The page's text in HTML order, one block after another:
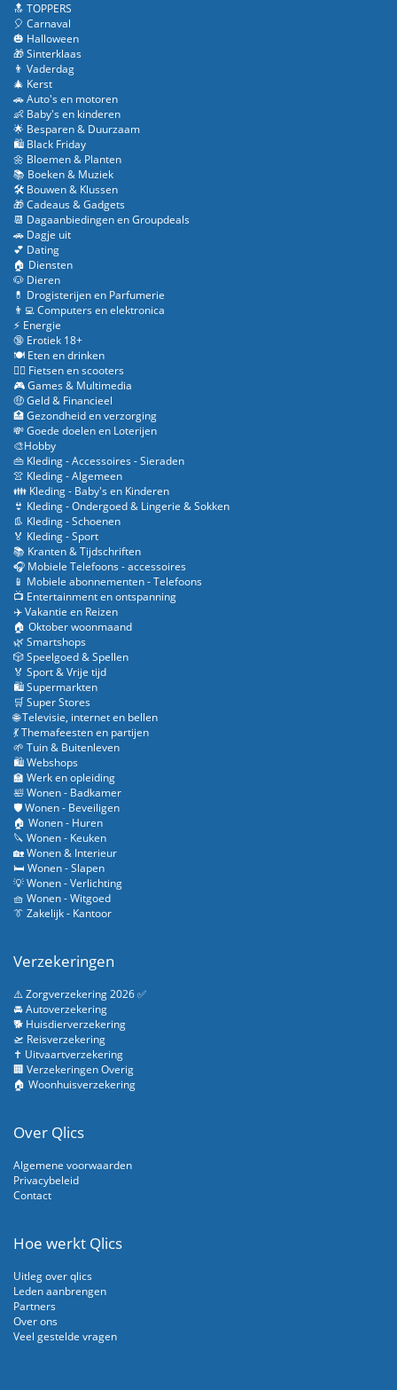
🔝 TOPPERS
🎈 Carnaval
🎃 Halloween
🎁 Sinterklaas
👨 Vaderdag
🎄 Kerst
🚗 Auto's en motoren
👶 Baby's en kinderen
🌟 Besparen & Duurzaam
🛍️ Black Friday
🌼 Bloemen & Planten
📚 Boeken & Muziek
🛠️ Bouwen & Klussen
🎁 Cadeaus & Gadgets
📆 Dagaanbiedingen en Groupdeals
🚗 Dagje uit
💕 Dating
🏠 Diensten
🐶 Dieren
💊 Drogisterijen en Parfumerie
👨‍💻 Computers en elektronica
⚡ Energie
🔞 Erotiek 18+
🍽️ Eten en drinken
🚴‍♂️ Fietsen en scooters
🎮 Games & Multimedia
🤑 Geld & Financieel
🏥 Gezondheid en verzorging
💸 Goede doelen en Loterijen
🎨Hobby
👜 Kleding - Accessoires - Sieraden
👚 Kleding - Algemeen
👪 Kleding - Baby's en Kinderen
👙 Kleding - Ondergoed & Lingerie & Sokken
👢 Kleding - Schoenen
🏅 Kleding - Sport
📚 Kranten & Tijdschriften
🎧 Mobiele Telefoons - accessoires
📱 Mobiele abonnementen - Telefoons
📺 Entertainment en ontspanning
✈️ Vakantie en Reizen
🏠 Oktober woonmaand
🌿 Smartshops
🎲 Speelgoed & Spellen
🏅 Sport & Vrije tijd
🛍️ Supermarkten
🛒 Super Stores
🌐 Televisie, internet en bellen
💃 Themafeesten en partijen
🌱 Tuin & Buitenleven
🛍️ Webshops
🏫 Werk en opleiding
🛀 Wonen - Badkamer
🛡️ Wonen - Beveiligen
🏠 Wonen - Huren
🔪 Wonen - Keuken
🏡 Wonen & Interieur
🛏️ Wonen - Slapen
💡 Wonen - Verlichting
🧺 Wonen - Witgoed
👔 Zakelijk - Kantoor
Verzekeringen
⚠️ Zorgverzekering 2026 ✅
🚘 Autoverzekering
🐕 Huisdierverzekering
🛫 Reisverzekering
✝️ Uitvaartverzekering
🏢 Verzekeringen Overig
🏠 Woonhuisverzekering
Over Qlics
Algemene voorwaarden
Privacybeleid
Contact
Hoe werkt Qlics
Uitleg over qlics
Leden aanbrengen
Partners
Over ons
Veel gestelde vragen